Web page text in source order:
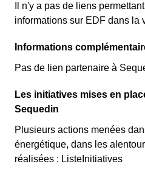
Il n'y a pas de liens
informations sur EDF dans la
Informations
Pas de lien partenaire à
Les initiatives mises en
Sequedin
Plusieurs actions menées
énergétique, dans les
réalisées : ListeInitiatives